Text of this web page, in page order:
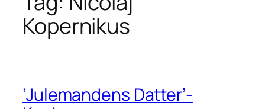
Kopernikus
‘Julemandens Datter’-